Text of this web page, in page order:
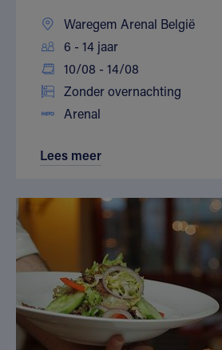
Waregem Arenal België
6 - 14 jaar
10/08 - 14/08
Zonder overnachting
Arenal
Lees meer